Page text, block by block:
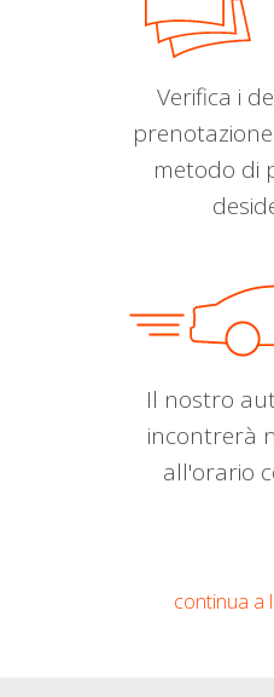
Verifica i
metodo di
Il nostro
incontrerà
all'orario
continua a